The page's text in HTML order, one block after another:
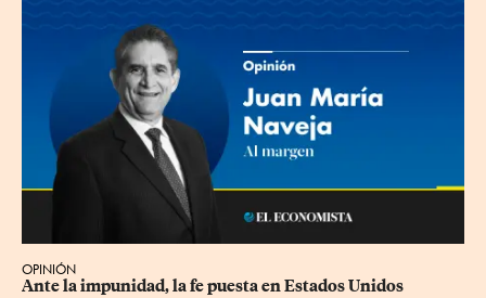
OPINIÓN
Ante la impunidad, la fe puesta en Estados Unidos